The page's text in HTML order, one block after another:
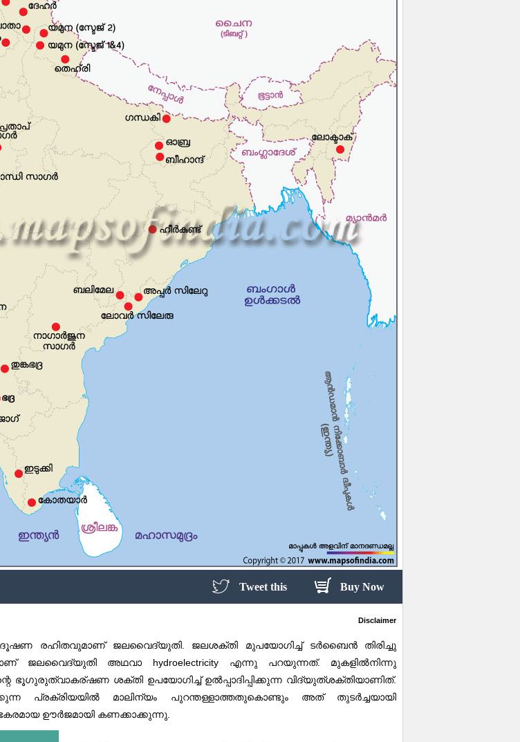
Buy Now
Tweet this
Disclaimer
രഹിതവുമാണ് ജലവൈദ്യുതി. ജലശക്തി മുപയോഗിച്ച് ടർബൈൻ തിരിച്ചു
ജലവൈദ്യുതി അഥവാ hydroelectricity എന്നു പറയുന്നത്. മുകളിൽനിന്നു
ഭൂഗുരുത്വാകര്ഷണ ശക്തി ഉപയോഗിച്ച് ഉൽപ്പാദിപ്പിക്കുന്ന വിദ്യുത്ശക്തിയാണിത്.
പ്രക്രിയയിൽ മാലിന്യം പുറന്തള്ളാത്തതുകൊണ്ടും അത് തുടർച്ചയായി
ഊർജമായി കണക്കാക്കുന്നു.